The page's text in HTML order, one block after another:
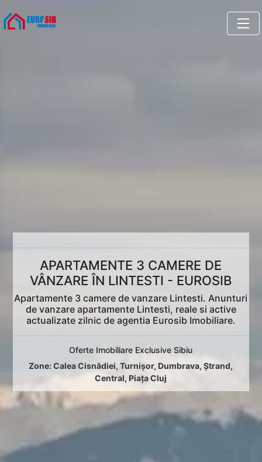
APARTAMENTE 3 CAMERE DE
VÂNZARE ÎN LINTESTI - EUROSIB
Apartamente 3 camere de vanzare Lintesti. Anunturi
de vanzare apartamente Lintesti, reale si active
actualizate zilnic de agentia Eurosib Imobiliare.
Oferte Imobiliare Exclusive Sibiu
Zone:Calea Cisnădiei,Turnișor, Dumbrava,Ștrand,
Central, Piața Cluj